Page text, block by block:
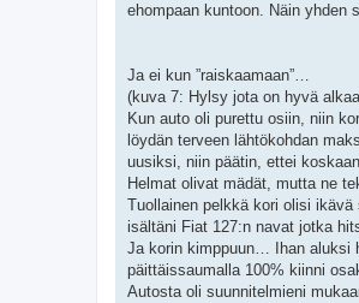
ehompaan kuntoon. Näin yhden
Ja ei kun ”raiskaamaan”…
(kuva 7: Hylsy jota on hyvä
Kun auto oli purettu osiin, niin
löydän terveen lähtökohdan
uusiksi, niin päätin, ettei
Helmat olivat mädät, mutta ne
Tuollainen pelkkä kori olisi
isältäni Fiat 127:n navat jotka
Ja korin kimppuun… Ihan aluksi
päittäissaumalla 100% kiinni
Autosta oli suunnitelmieni